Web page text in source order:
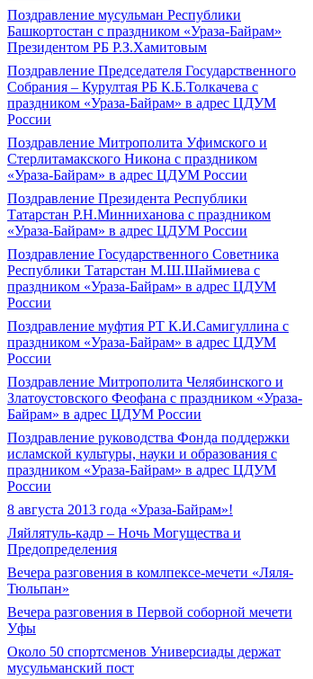
Поздравление мусульман Республики
Башкортостан с праздником «Ураза-Байрам»
Президентом РБ Р.З.Хамитовым
Поздравление Председателя Государственного
Собрания – Курултая РБ К.Б.Толкачева с
праздником «Ураза-Байрам» в адрес ЦДУМ
России
Поздравление Митрополита Уфимского и
Стерлитамакского Никона с праздником
«Ураза-Байрам» в адрес ЦДУМ России
Поздравление Президента Республики
Татарстан Р.Н.Минниханова с праздником
«Ураза-Байрам» в адрес ЦДУМ России
Поздравление Государственного Советника
Республики Татарстан М.Ш.Шаймиева с
праздником «Ураза-Байрам» в адрес ЦДУМ
России
Поздравление муфтия РТ К.И.Самигуллина с
праздником «Ураза-Байрам» в адрес ЦДУМ
России
Поздравление Митрополита Челябинского и
Златоустовского Феофана с праздником «Ураза-
Байрам» в адрес ЦДУМ России
Поздравление руководства Фонда поддержки
исламской культуры, науки и образования с
праздником «Ураза-Байрам» в адрес ЦДУМ
России
8 августа 2013 года «Ураза-Байрам»!
Ляйлятуль-кадр – Ночь Могущества и
Предопределения
Вечера разговения в комлпексе-мечети «Ляля-
Тюльпан»
Вечера разговения в Первой соборной мечети
Уфы
Около 50 спортсменов Универсиады держат
мусульманский пост